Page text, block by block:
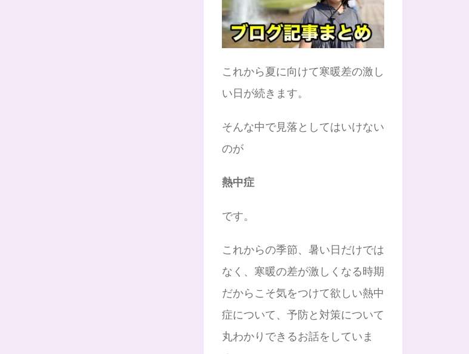
これから夏に向けて寒暖差の激し
い日が続きます。
そんな中で見落としてはいけない
のが
熱中症
です。
これからの季節、暑い日だけでは
なく、寒暖の差が激しくなる時期
だからこそ気をつけて欲しい熱中
症について、予防と対策について
丸わかりできるお話をしていま